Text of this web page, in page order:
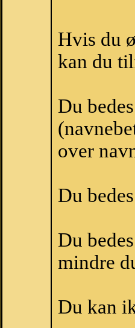
Hvis du
kan du
Du
over
Du
Du
mindre
Du kan